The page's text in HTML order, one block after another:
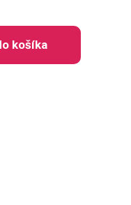
košíka